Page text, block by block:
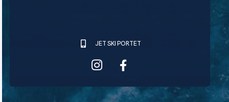
JET SKI PORTET